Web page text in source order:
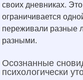
своих дневниках.
ограничивается
переживали разные
разными.
Осознанные
психологически